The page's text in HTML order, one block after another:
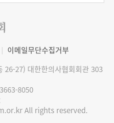
이메일무단수집거부
26-27) 대한한의사협회회관 303
8050
All rights reserved.